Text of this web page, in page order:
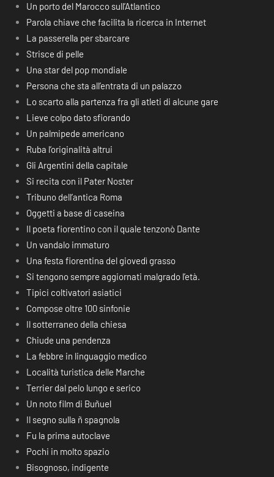
Un porto del Marocco sull’Atlantico
Parola chiave che facilita la ricerca in Internet
La passerella per sbarcare
Strisce di pelle
Una star del pop mondiale
Persona che sta all’entrata di un palazzo
Lo scarto alla partenza fra gli atleti di alcune gare
Lieve colpo dato sfiorando
Un palmipede americano
Ruba l’originalità altrui
Gli Argentini della capitale
Si recita con il Pater Noster
Tribuno dell’antica Roma
Oggetti a base di caseina
Il poeta fiorentino con il quale tenzonò Dante
Un vandalo immaturo
Una festa fiorentina del giovedì grasso
Si tengono sempre aggiornati malgrado l’età.
Tipici coltivatori asiatici
Compose oltre 100 sinfonie
Il sotterraneo della chiesa
Chiude una pendenza
La febbre in linguaggio medico
Località turistica delle Marche
Terrier dal pelo lungo e serico
Un noto film di Buñuel
Il segno sulla ñ spagnola
Fu la prima autoclave
Pochi in molto spazio
Bisognoso, indigente